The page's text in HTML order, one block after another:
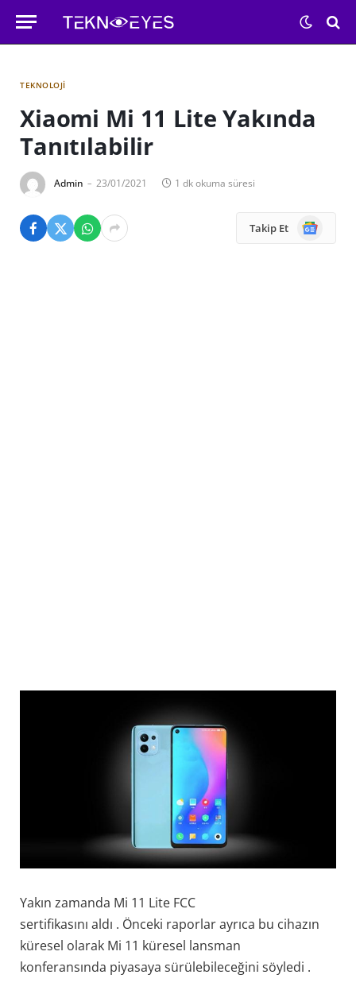
TEKNOLOJI
Xiaomi Mi 11 Lite Yakında
Tanıtılabilir
Admin 23/01/2021 1 dk okuma süresi
Takip Et
Google
News
Yakın zamanda Mi 11 Lite FCC
sertifikasını aldı . Önceki raporlar ayrıca bu cihazın
küresel olarak Mi 11 küresel lansman
konferansında piyasaya sürülebileceğini söyledi .